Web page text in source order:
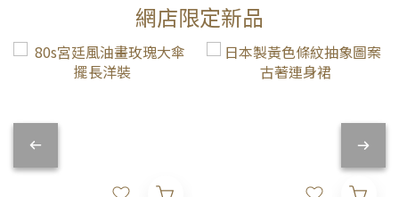
網店限定新品